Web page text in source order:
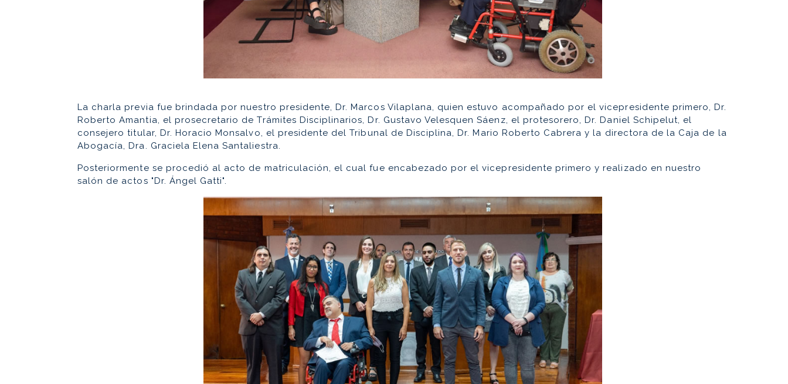
La charla previa fue brindada por nuestro presidente, Dr. Marcos Vilaplana, quien estuvo acompañado por el vicepresidente primero, Dr.
Roberto Amantia, el prosecretario de Trámites Disciplinarios, Dr. Gustavo Velesquen Sáenz, el protesorero, Dr. Daniel Schipelut, el
consejero titular, Dr. Horacio Monsalvo, el presidente del Tribunal de Disciplina, Dr. Mario Roberto Cabrera y la directora de la Caja de la
Abogacía, Dra. Graciela Elena Santaliestra.
Posteriormente se procedió al acto de matriculación, el cual fue encabezado por el vicepresidente primero y realizado en nuestro
salón de actos "Dr. Ángel Gatti".